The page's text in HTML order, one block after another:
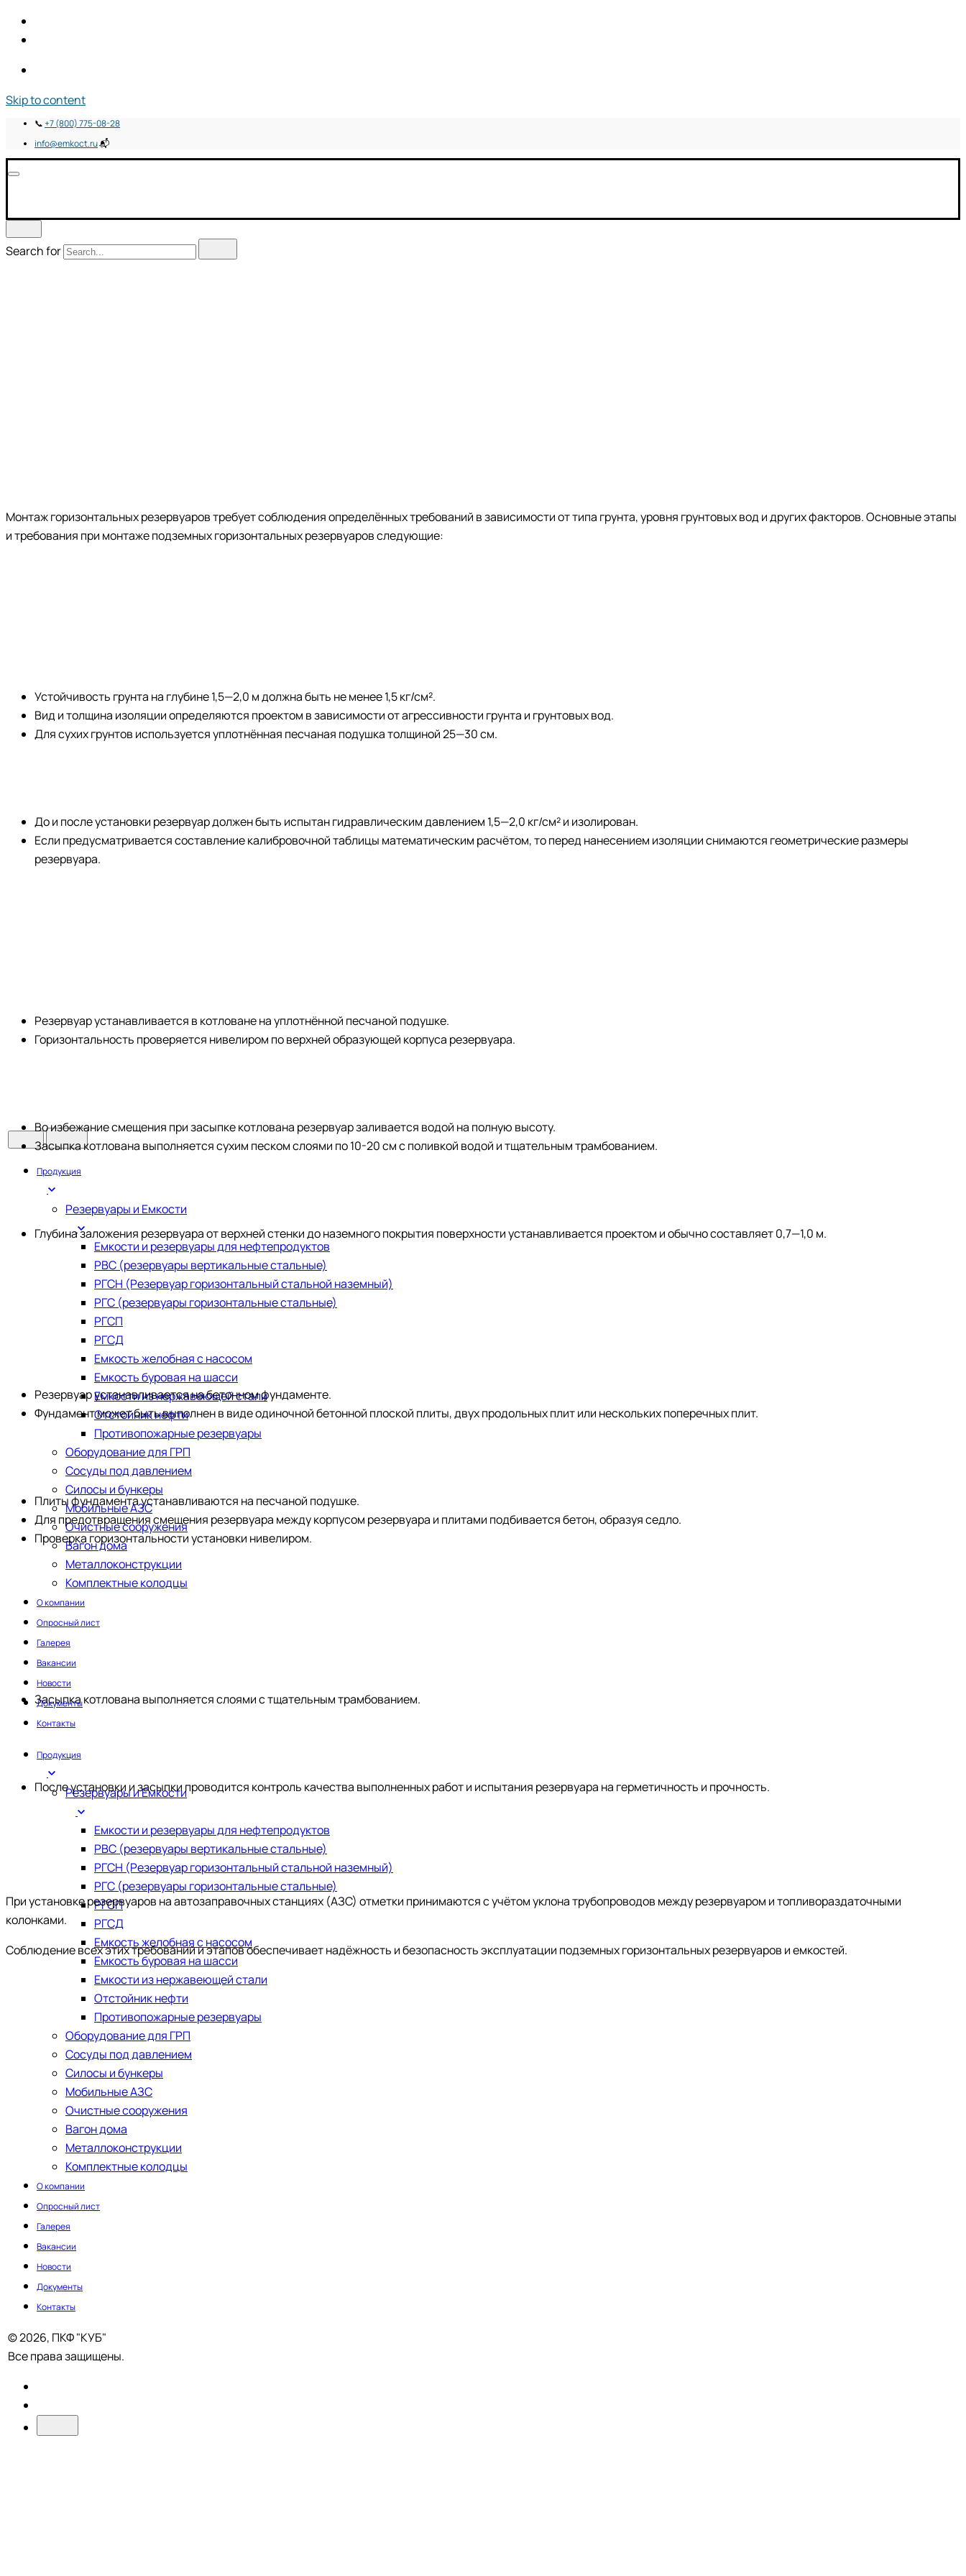
Skip to content
📞+7 (800) 775-08-28
info@emkoct.ru📬
Продукция
Резервуары и Емкости
Емкости и резервуары для нефтепродуктов
РВС (резервуары вертикальные стальные)
РГСН (Резервуар горизонтальный стальной наземный)
РГС (резервуары горизонтальные стальные)
РГСП
РГСД
Емкость желобная с насосом
Емкость буровая на шасси
Емкости из нержавеющей стали
​Отстойник нефти
Противопожарные резервуары
Оборудование для ГРП
Сосуды под давлением
Силосы и бункеры
Мобильные АЗС
Очистные сооружения
Вагон дома
Металлоконструкции
Комплектные колодцы
О компании
Опросный лист
Галерея
Вакансии
Новости
Документы
Контакты
Продукция
Резервуары и Емкости
Емкости и резервуары для нефтепродуктов
РВС (резервуары вертикальные стальные)
РГСН (Резервуар горизонтальный стальной наземный)
РГС (резервуары горизонтальные стальные)
РГСП
РГСД
Емкость желобная с насосом
Емкость буровая на шасси
Емкости из нержавеющей стали
​Отстойник нефти
Противопожарные резервуары
Оборудование для ГРП
Сосуды под давлением
Силосы и бункеры
Мобильные АЗС
Очистные сооружения
Вагон дома
Металлоконструкции
Комплектные колодцы
О компании
Опросный лист
Галерея
Вакансии
Новости
Документы
Контакты
© 2026, ПКФ "КУБ"
Все права защищены.
Search for
Монтаж горизонтальных резервуаров требует соблюдения определённых требований в зависимости от типа грунта, уровня грунтовых вод и других факторов. Основные этапы
и требования при монтаже подземных горизонтальных резервуаров следующие:
Устойчивость грунта на глубине 1,5—2,0 м должна быть не менее 1,5 кг/см².
Вид и толщина изоляции определяются проектом в зависимости от агрессивности грунта и грунтовых вод.
Для сухих грунтов используется уплотнённая песчаная подушка толщиной 25—30 см.
До и после установки резервуар должен быть испытан гидравлическим давлением 1,5—2,0 кг/см² и изолирован.
Если предусматривается составление калибровочной таблицы математическим расчётом, то перед нанесением изоляции снимаются геометрические размеры
резервуара.
Резервуар устанавливается в котловане на уплотнённой песчаной подушке.
Горизонтальность проверяется нивелиром по верхней образующей корпуса резервуара.
Во избежание смещения при засыпке котлована резервуар заливается водой на полную высоту.
Засыпка котлована выполняется сухим песком слоями по 10-20 см с поливкой водой и тщательным трамбованием.
Глубина заложения резервуара от верхней стенки до наземного покрытия поверхности устанавливается проектом и обычно составляет 0,7—1,0 м.
Резервуар устанавливается на бетонном фундаменте.
Фундамент может быть выполнен в виде одиночной бетонной плоской плиты, двух продольных плит или нескольких поперечных плит.
Плиты фундамента устанавливаются на песчаной подушке.
Для предотвращения смещения резервуара между корпусом резервуара и плитами подбивается бетон, образуя седло.
Проверка горизонтальности установки нивелиром.
Засыпка котлована выполняется слоями с тщательным трамбованием.
После установки и засыпки проводится контроль качества выполненных работ и испытания резервуара на герметичность и прочность.
При установке резервуаров на автозаправочных станциях (АЗС) отметки принимаются с учётом уклона трубопроводов между резервуаром и топливораздаточными
колонками.
Соблюдение всех этих требований и этапов обеспечивает надёжность и безопасность эксплуатации подземных горизонтальных резервуаров и емкостей.